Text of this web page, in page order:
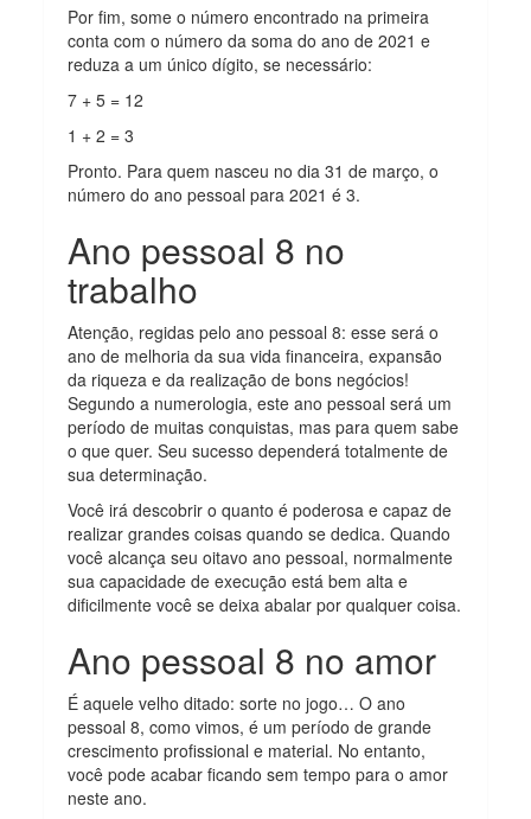
Por fim, some o número encontrado na primeira
conta com o número da soma do ano de 2021 e
reduza a um único dígito, se necessário:
7 + 5 = 12
1 + 2 = 3
Pronto. Para quem nasceu no dia 31 de março, o
número do ano pessoal para 2021 é 3.
Ano pessoal 8 no
trabalho
Atenção, regidas pelo ano pessoal 8: esse será o
ano de melhoria da sua vida financeira, expansão
da riqueza e da realização de bons negócios!
Segundo a numerologia, este ano pessoal será um
período de muitas conquistas, mas para quem sabe
o que quer. Seu sucesso dependerá totalmente de
sua determinação.
Você irá descobrir o quanto é poderosa e capaz de
realizar grandes coisas quando se dedica. Quando
você alcança seu oitavo ano pessoal, normalmente
sua capacidade de execução está bem alta e
dificilmente você se deixa abalar por qualquer coisa.
Ano pessoal 8 no amor
É aquele velho ditado: sorte no jogo… O ano
pessoal 8, como vimos, é um período de grande
crescimento profissional e material. No entanto,
você pode acabar ficando sem tempo para o amor
neste ano.